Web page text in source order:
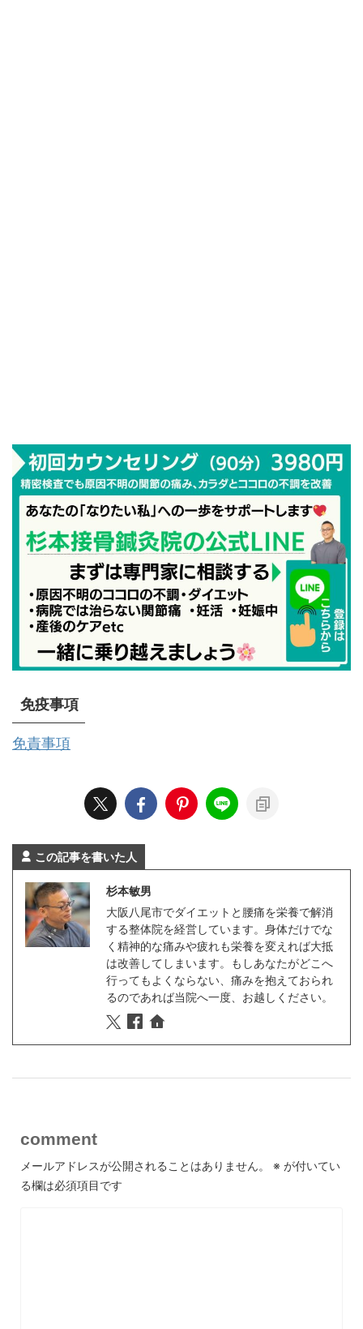
免疫事項
免責事項
この記事を書いた人
杉本敏男
大阪八尾市でダイエットと腰痛を栄養で解消
する整体院を経営しています。身体だけでな
く精神的な痛みや疲れも栄養を変えれば大抵
は改善してしまいます。もしあなたがどこへ
行ってもよくならない、痛みを抱えておられ
るのであれば当院へ一度、お越しください。
comment
メールアドレスが公開されることはありません。 ※ が付いてい
る欄は必須項目です